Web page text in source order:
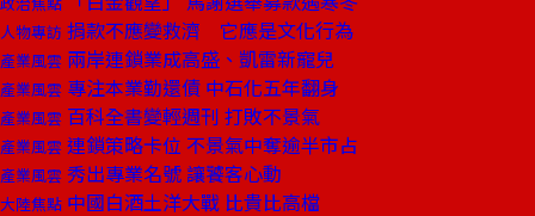
人物專訪 捐款不應變救濟 它應是文化行為
產業風雲 兩岸連鎖業成高盛、凱雷新寵兒
產業風雲 專注本業勤還債 中石化五年翻身
產業風雲 百科全書變輕週刊 打敗不景氣
產業風雲 連鎖策略卡位 不景氣中奪逾半市占
產業風雲 秀出專業名號 讓饕客心動
大陸焦點 中國白酒土洋大戰 比貴比高檔